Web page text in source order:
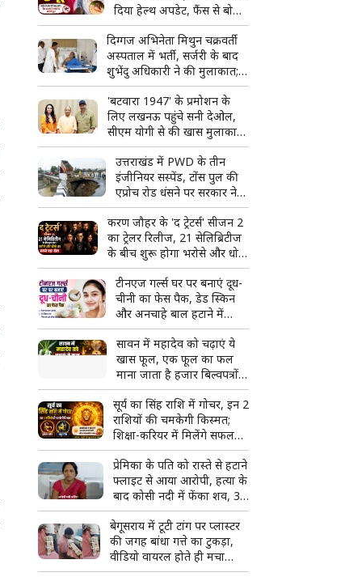
दिया हेल्थ अपडेट, फैंस से बोले-
‘दुआ कीजिए’
दिग्गज अभिनेता मिथुन चक्रवर्ती
अस्पताल में भर्ती, सर्जरी के बाद
शुभेंदु अधिकारी ने की मुलाकात;
जल्द मिल सकती है छुट्टी
'बटवारा 1947' के प्रमोशन के
लिए लखनऊ पहुंचे सनी देओल,
सीएम योगी से की खास मुलाकात;
प्रीति जिंटा भी रहीं साथ
उत्तराखंड में PWD के तीन
इंजीनियर सस्पेंड, टोंस पुल की
एप्रोच रोड धंसने पर सरकार ने
लिया एक्शन
करण जौहर के 'द ट्रेटर्स' सीजन 2
का ट्रेलर रिलीज, 21 सेलिब्रिटीज
के बीच शुरू होगा भरोसे और धोखे
का सबसे बड़ा खेल
टीनएज गर्ल्स घर पर बनाएं दूध-
चीनी का फेस पैक, डेड स्किन
और अनचाहे बाल हटाने में
मिलेगी मदद
सावन में महादेव को चढ़ाएं ये
खास फूल, एक फूल का फल
माना जाता है हजार बिल्वपत्रों
के बराबर
सूर्य का सिंह राशि में गोचर, इन 2
राशियों की चमकेगी किस्मत;
शिक्षा-करियर में मिलेंगे सफलता
के नए मौके
प्रेमिका के पति को रास्ते से हटाने
फ्लाइट से आया आरोपी, हत्या के
बाद कोसी नदी में फेंका शव, 3
गिरफ्तार
बेगूसराय में टूटी टांग पर प्लास्टर
की जगह बांधा गत्ते का टुकड़ा,
वीडियो वायरल होते ही मचा
हड़कंप; जांच के आदेश